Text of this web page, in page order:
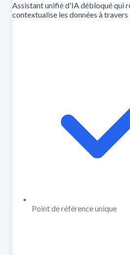
Assistant unifié d'IA débloqué qui
contextualise les données à travers
Point de référence unique